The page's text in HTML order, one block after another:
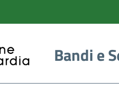
Bandi e